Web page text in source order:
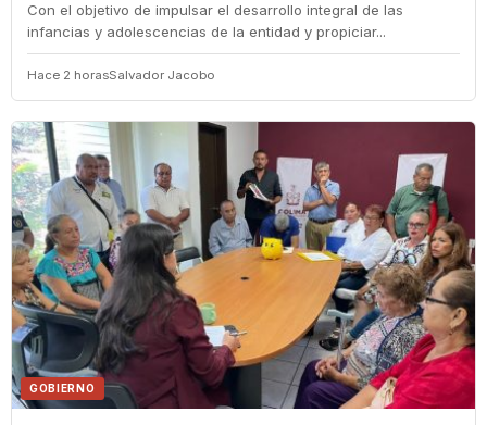
Con el objetivo de impulsar el desarrollo integral de las
infancias y adolescencias de la entidad y propiciar...
Hace 2 horasSalvador Jacobo
GOBIERNO